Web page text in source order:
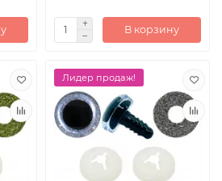
В корзину
Лидер продаж!